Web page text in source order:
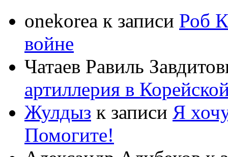
onekorea к записи Роб
войне
Чатаев Равиль
артиллерия в
Жулдыз к записи Я
Помогите!